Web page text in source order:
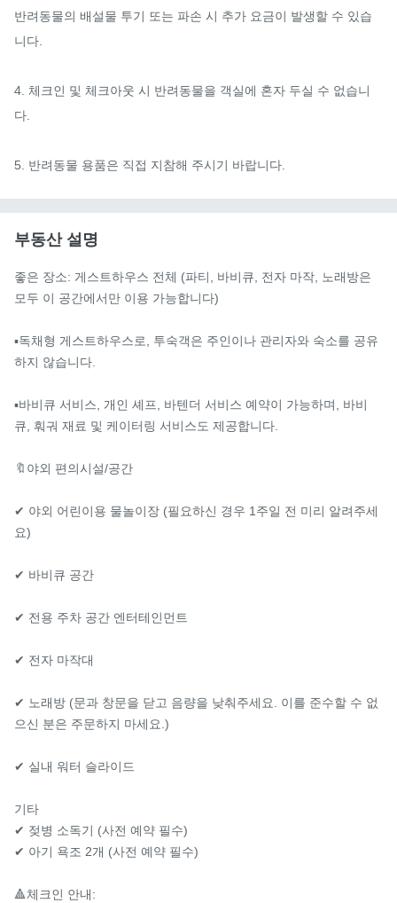
반려동물의 배설물 투기 또는 파손 시 추가 요금이 발생할 수 있습
니다.
4. 체크인 및 체크아웃 시 반려동물을 객실에 혼자 두실 수 없습니
다.
5. 반려동물 용품은 직접 지참해 주시기 바랍니다.
부동산 설명
좋은 장소: 게스트하우스 전체 (파티, 바비큐, 전자 마작, 노래방은
모두 이 공간에서만 이용 가능합니다)
▪️독채형 게스트하우스로, 투숙객은 주인이나 관리자와 숙소를 공유
하지 않습니다.
▪️바비큐 서비스, 개인 셰프, 바텐더 서비스 예약이 가능하며, 바비
큐, 훠궈 재료 및 케이터링 서비스도 제공합니다.
🔖야외 편의시설/공간
✔ 야외 어린이용 물놀이장 (필요하신 경우 1주일 전 미리 알려주세
요)
✔ 바비큐 공간
✔ 전용 주차 공간 엔터테인먼트
✔ 전자 마작대
✔ 노래방 (문과 창문을 닫고 음량을 낮춰주세요. 이를 준수할 수 없
으신 분은 주문하지 마세요.)
✔ 실내 워터 슬라이드
기타
✔ 젖병 소독기 (사전 예약 필수)
✔ 아기 욕조 2개 (사전 예약 필수)
🔺체크인 안내: